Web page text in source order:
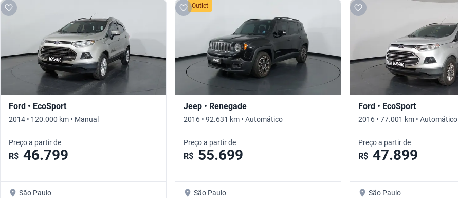
Ford • EcoSport
2014 • 120.000 km • Manual
Preço a partir de
R$ 46.799
São Paulo
Outlet
Jeep • Renegade
2016 • 92.631 km • Automático
Preço a partir de
R$ 55.699
São Paulo
Ford • EcoSport
2016 • 77.001 km • Automático
Preço a partir de
R$ 47.899
São Paulo